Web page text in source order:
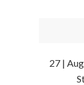
27 |